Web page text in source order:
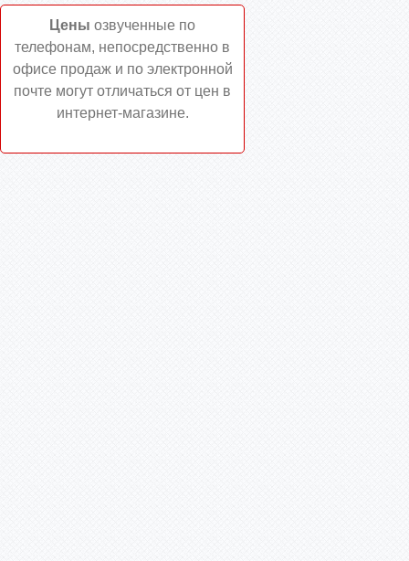
Цены озвученные по
телефонам, непосредственно в
офисе продаж и по электронной
почте могут отличаться от цен в
интернет-магазине.